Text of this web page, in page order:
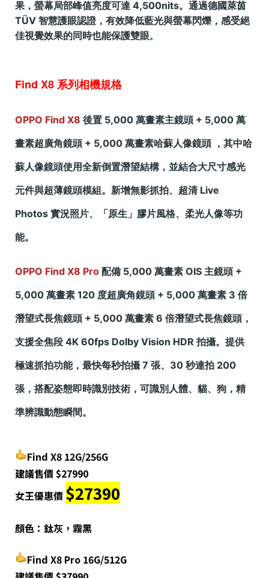
果，螢幕局部峰值亮度可達 4,500nits。通過德國萊茵
TÜV 智慧護眼認證，有效降低藍光與螢幕閃爍，感受絕
佳視覺效果的同時也能保護雙眼。
Find X8 系列相機規格
OPPO Find X8 後置 5,000 萬畫素主鏡頭 + 5,000 萬
畫素超廣角鏡頭 + 5,000 萬畫素哈蘇人像鏡頭 ，其中哈
蘇人像鏡頭使用全新倒置潛望結構，並結合大尺寸感光
元件與超薄鏡頭模組。新增無影抓拍、超清 Live
Photos 實況照片、「原生」膠片風格、柔光人像等功
能。
OPPO Find X8 Pro 配備 5,000 萬畫素 OIS 主鏡頭 +
5,000 萬畫素 120 度超廣角鏡頭 + 5,000 萬畫素 3 倍
潛望式長焦鏡頭 + 5,000 萬畫素 6 倍潛望式長焦鏡頭，
支援全焦段 4K 60fps Dolby Vision HDR 拍攝。提供
極速抓拍功能，最快每秒拍攝 7 張、30 秒連拍 200
張，搭配姿態即時識別技術，可識別人體、貓、狗，精
準辨識動態瞬間。
Find X8 12G/256G
建議售價$27990
女王優惠價 $27390
顏色：鈦灰，霧黑
Find X8 Pro 16G/512G